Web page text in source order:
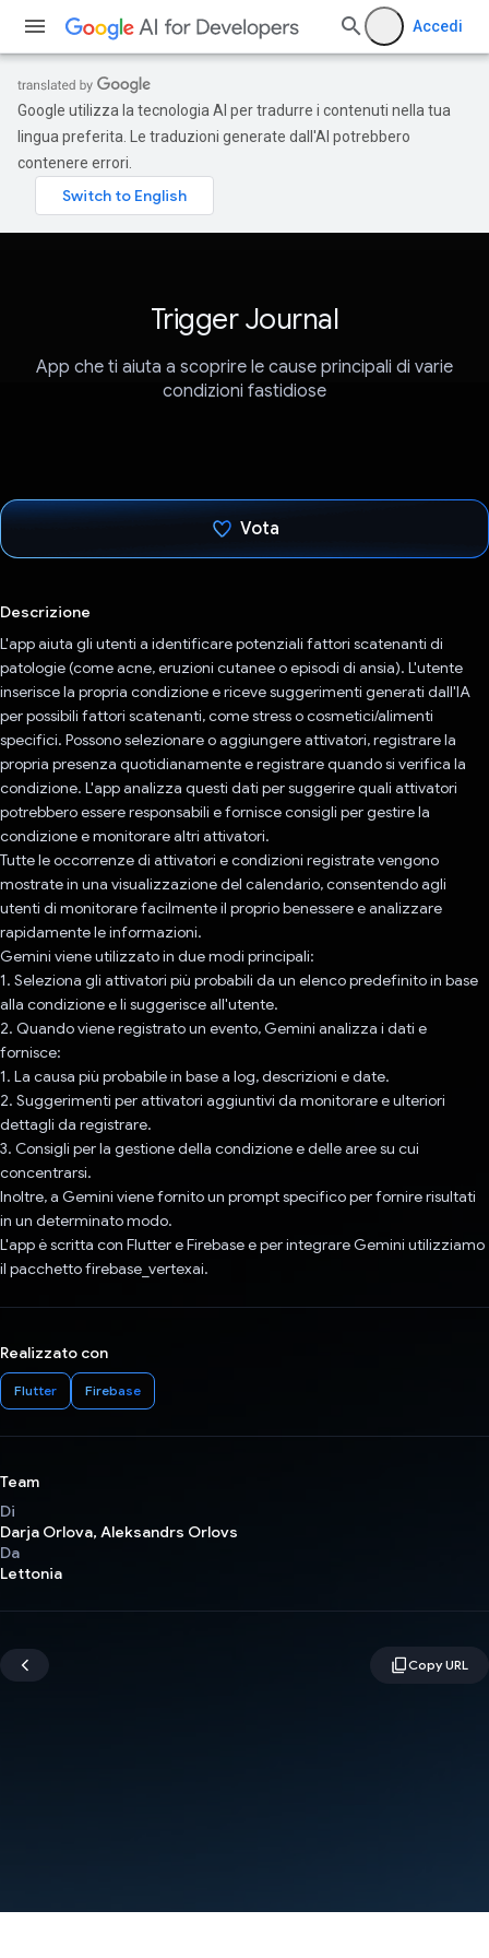
Accedi
Google utilizza la tecnologia AI per tradurre i contenuti nella tua
lingua preferita. Le traduzioni generate dall'AI potrebbero
contenere errori.
Trigger Journal
App che ti aiuta a scoprire le cause principali di varie
condizioni fastidiose
Vota
Descrizione
L'app aiuta gli utenti a identificare potenziali fattori scatenanti di
patologie (come acne, eruzioni cutanee o episodi di ansia). L'utente
inserisce la propria condizione e riceve suggerimenti generati dall'IA
per possibili fattori scatenanti, come stress o cosmetici/alimenti
specifici. Possono selezionare o aggiungere attivatori, registrare la
propria presenza quotidianamente e registrare quando si verifica la
condizione. L'app analizza questi dati per suggerire quali attivatori
potrebbero essere responsabili e fornisce consigli per gestire la
condizione e monitorare altri attivatori.
Tutte le occorrenze di attivatori e condizioni registrate vengono
mostrate in una visualizzazione del calendario, consentendo agli
utenti di monitorare facilmente il proprio benessere e analizzare
rapidamente le informazioni.
Gemini viene utilizzato in due modi principali:
1. Seleziona gli attivatori più probabili da un elenco predefinito in base
alla condizione e li suggerisce all'utente.
2. Quando viene registrato un evento, Gemini analizza i dati e
fornisce:
1. La causa più probabile in base a log, descrizioni e date.
2. Suggerimenti per attivatori aggiuntivi da monitorare e ulteriori
dettagli da registrare.
3. Consigli per la gestione della condizione e delle aree su cui
concentrarsi.
Inoltre, a Gemini viene fornito un prompt specifico per fornire risultati
in un determinato modo.
L'app è scritta con Flutter e Firebase e per integrare Gemini utilizziamo
il pacchetto firebase_vertexai.
Realizzato con
Flutter Firebase
Team
Di
Darja Orlova, Aleksandrs Orlovs
Da
Lettonia